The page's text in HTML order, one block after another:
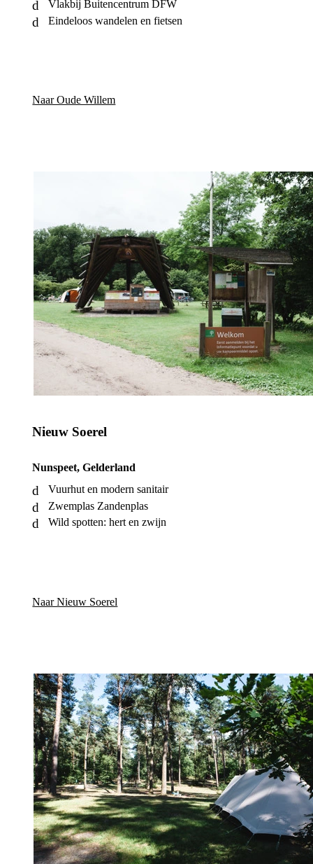
Vlakbij Buitencentrum DFW
Eindeloos wandelen en fietsen
Naar Oude Willem
Nieuw Soerel
Nunspeet, Gelderland
Vuurhut en modern sanitair
Zwemplas Zandenplas
Wild spotten: hert en zwijn
Naar Nieuw Soerel